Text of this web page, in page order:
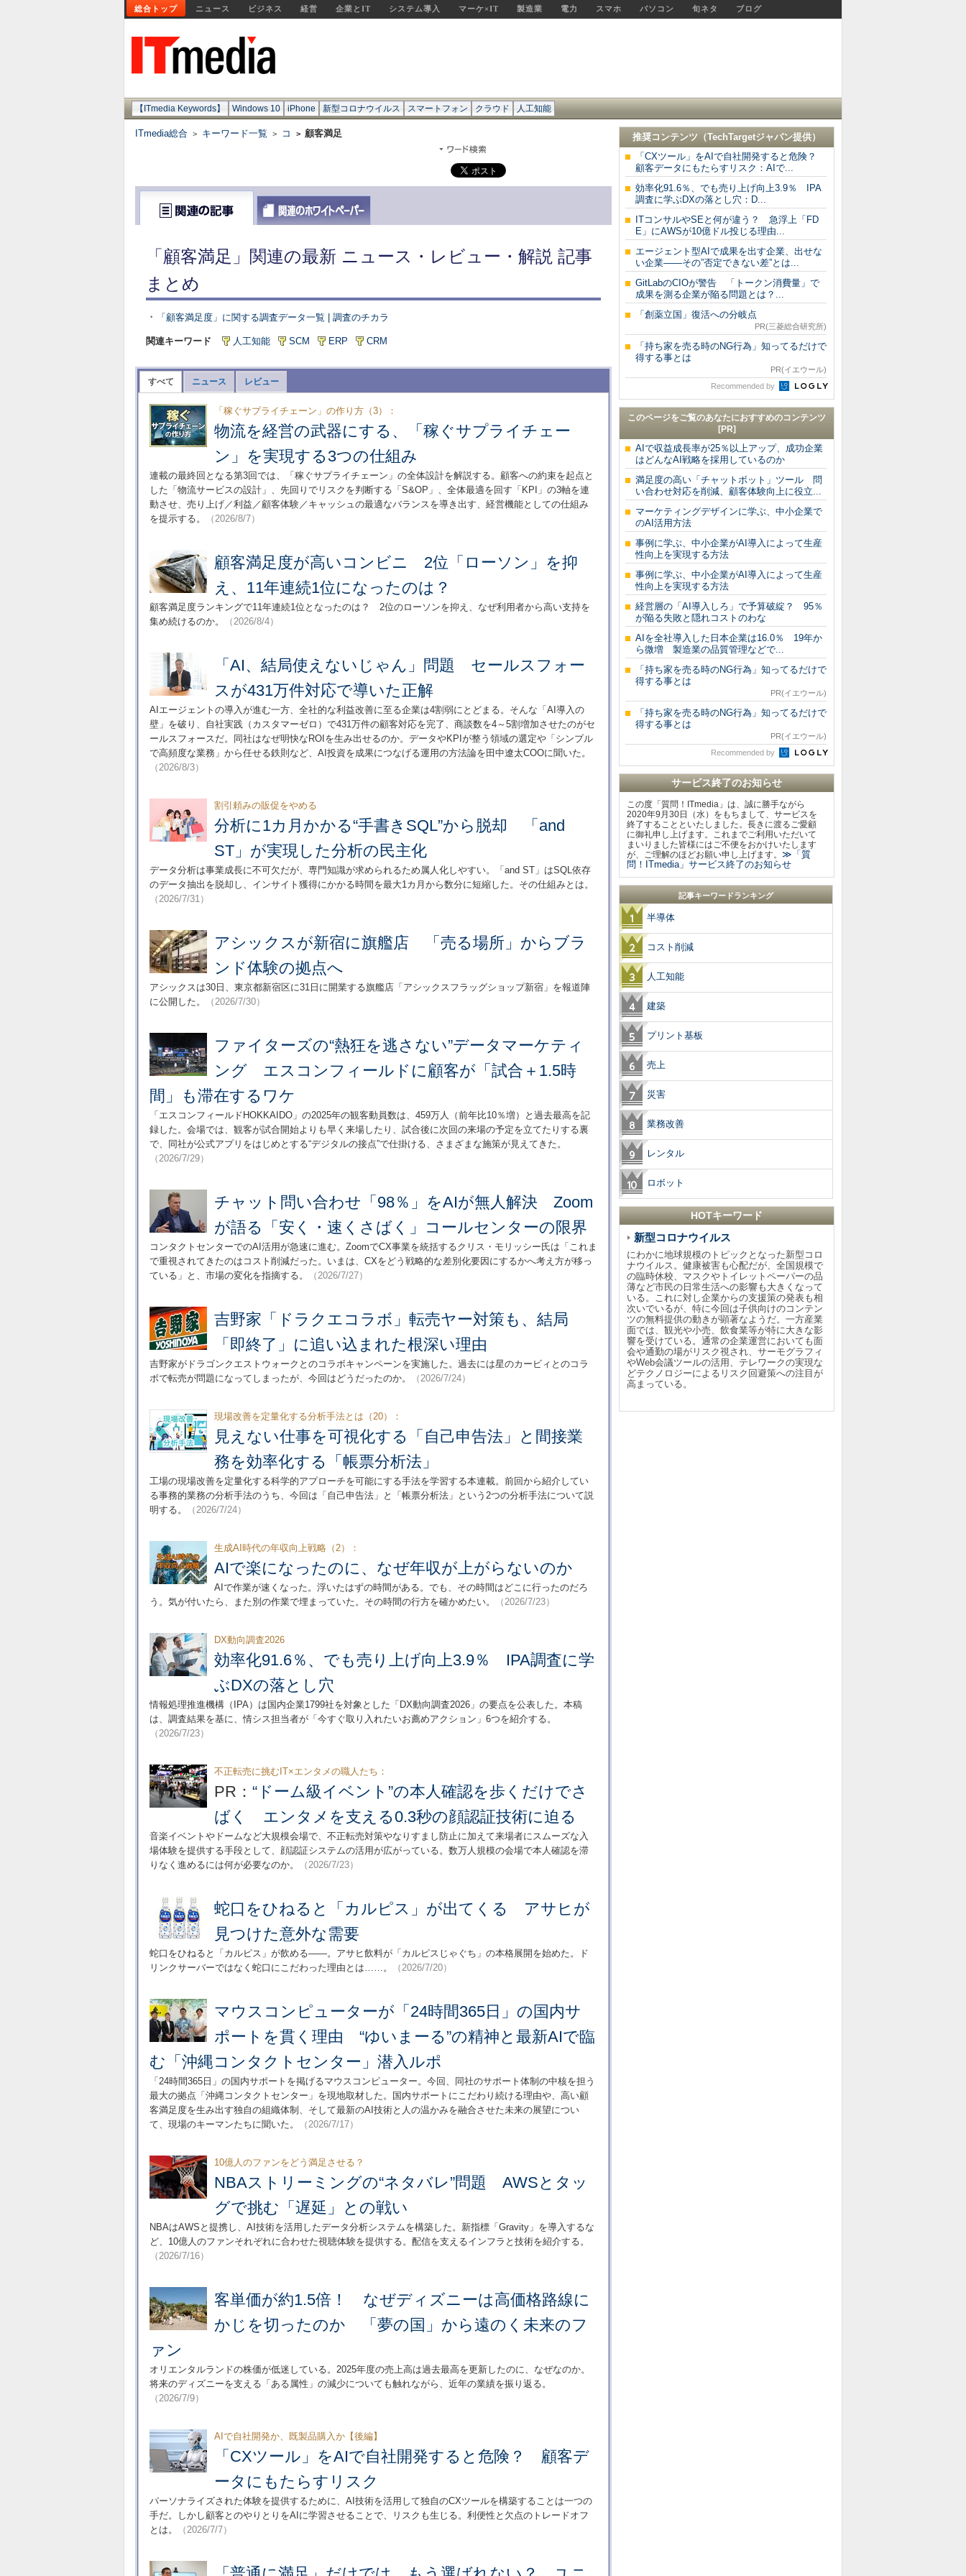
総合トップ ニュース ビジネス 経営 企業とIT システム導入 マーケ×IT 製造業 電力 スマホ パソコン 旬ネタ ブログ
【ITmedia Keywords】 Windows 10 iPhone 新型コロナウイルス スマートフォン クラウド 人工知能
ITmedia総合 > キーワード一覧 > コ > 顧客満足
「顧客満足」関連の最新 ニュース・レビュー・解説 記事
まとめ
・ 「顧客満足度」に関する調査データ一覧 | 調査のチカラ
関連キーワード 人工知能 SCM ERP CRM
すべて ニュース レビュー
「稼ぐサプライチェーン」の作り方（3）：
物流を経営の武器にする、「稼ぐサプライチェー
ン」を実現する3つの仕組み
連載の最終回となる第3回では、「稼ぐサプライチェーン」の全体設計を解説する。顧客への約束を起点と
した「物流サービスの設計」、先回りでリスクを判断する「S&OP」、全体最適を回す「KPI」の3軸を連
動させ、売り上げ／利益／顧客体験／キャッシュの最適なバランスを導き出す、経営機能としての仕組み
を提示する。
（2026/8/7）
顧客満足度が高いコンビニ 2位「ローソン」を抑
え、11年連続1位になったのは？
顧客満足度ランキングで11年連続1位となったのは？ 2位のローソンを抑え、なぜ利用者から高い支持を
集め続けるのか。
（2026/8/4）
「AI、結局使えないじゃん」問題 セールスフォー
スが431万件対応で導いた正解
AIエージェントの導入が進む一方、全社的な利益改善に至る企業は4割弱にとどまる。そんな「AI導入の
壁」を破り、自社実践（カスタマーゼロ）で431万件の顧客対応を完了、商談数を4～5割増加させたのがセ
ールスフォースだ。同社はなぜ明快なROIを生み出せるのか。データやKPIが整う領域の選定や「シンプル
で高頻度な業務」から任せる鉄則など、AI投資を成果につなげる運用の方法論を田中遼太COOに聞いた。
（2026/8/3）
割引頼みの販促をやめる
分析に1カ月かかる“手書きSQL”から脱却 「and
ST」が実現した分析の民主化
データ分析は事業成長に不可欠だが、専門知識が求められるため属人化しやすい。「and ST」はSQL依存
のデータ抽出を脱却し、インサイト獲得にかかる時間を最大1カ月から数分に短縮した。その仕組みとは。
（2026/7/31）
アシックスが新宿に旗艦店 「売る場所」からブラ
ンド体験の拠点へ
アシックスは30日、東京都新宿区に31日に開業する旗艦店「アシックスフラッグショップ新宿」を報道陣
に公開した。
（2026/7/30）
ファイターズの“熱狂を逃さない”データマーケティ
ング エスコンフィールドに顧客が「試合＋1.5時
間」も滞在するワケ
「エスコンフィールドHOKKAIDO」の2025年の観客動員数は、459万人（前年比10％増）と過去最高を記
録した。会場では、観客が試合開始よりも早く来場したり、試合後に次回の来場の予定を立てたりする裏
で、同社が公式アプリをはじめとする“デジタルの接点”で仕掛ける、さまざまな施策が見えてきた。
（2026/7/29）
チャット問い合わせ「98％」をAIが無人解決 Zoom
が語る「安く・速くさばく」コールセンターの限界
コンタクトセンターでのAI活用が急速に進む。ZoomでCX事業を統括するクリス・モリッシー氏は「これま
で重視されてきたのはコスト削減だった。いまは、CXをどう戦略的な差別化要因にするかへ考え方が移っ
ている」と、市場の変化を指摘する。
（2026/7/27）
吉野家「ドラクエコラボ」転売ヤー対策も、結局
「即終了」に追い込まれた根深い理由
吉野家がドラゴンクエストウォークとのコラボキャンペーンを実施した。過去には星のカービィとのコラ
ボで転売が問題になってしまったが、今回はどうだったのか。
（2026/7/24）
現場改善を定量化する分析手法とは（20）：
見えない仕事を可視化する「自己申告法」と間接業
務を効率化する「帳票分析法」
工場の現場改善を定量化する科学的アプローチを可能にする手法を学習する本連載。前回から紹介してい
る事務的業務の分析手法のうち、今回は「自己申告法」と「帳票分析法」という2つの分析手法について説
明する。
（2026/7/24）
生成AI時代の年収向上戦略（2）：
AIで楽になったのに、なぜ年収が上がらないのか
AIで作業が速くなった。浮いたはずの時間がある。でも、その時間はどこに行ったのだろ
う。気が付いたら、また別の作業で埋まっていた。その時間の行方を確かめたい。
（2026/7/23）
DX動向調査2026
効率化91.6％、でも売り上げ向上3.9％ IPA調査に学
ぶDXの落とし穴
情報処理推進機構（IPA）は国内企業1799社を対象とした「DX動向調査2026」の要点を公表した。本稿
は、調査結果を基に、情シス担当者が「今すぐ取り入れたいお薦めアクション」6つを紹介する。
（2026/7/23）
不正転売に挑むIT×エンタメの職人たち：
PR： “ドーム級イベント”の本人確認を歩くだけでさ
ばく エンタメを支える0.3秒の顔認証技術に迫る
音楽イベントやドームなど大規模会場で、不正転売対策やなりすまし防止に加えて来場者にスムーズな入
場体験を提供する手段として、顔認証システムの活用が広がっている。数万人規模の会場で本人確認を滞
りなく進めるには何が必要なのか。
（2026/7/23）
蛇口をひねると「カルピス」が出てくる アサヒが
見つけた意外な需要
蛇口をひねると「カルピス」が飲める――。アサヒ飲料が「カルピスじゃぐち」の本格展開を始めた。ド
リンクサーバーではなく蛇口にこだわった理由とは……。
（2026/7/20）
マウスコンピューターが「24時間365日」の国内サ
ポートを貫く理由 “ゆいまーる”の精神と最新AIで臨
む「沖縄コンタクトセンター」潜入ルポ
「24時間365日」の国内サポートを掲げるマウスコンピューター。今回、同社のサポート体制の中核を担う
最大の拠点「沖縄コンタクトセンター」を現地取材した。国内サポートにこだわり続ける理由や、高い顧
客満足度を生み出す独自の組織体制、そして最新のAI技術と人の温かみを融合させた未来の展望につい
て、現場のキーマンたちに聞いた。
（2026/7/17）
10億人のファンをどう満足させる？
NBAストリーミングの“ネタバレ”問題 AWSとタッ
グで挑む「遅延」との戦い
NBAはAWSと提携し、AI技術を活用したデータ分析システムを構築した。新指標「Gravity」を導入するな
ど、10億人のファンそれぞれに合わせた視聴体験を提供する。配信を支えるインフラと技術を紹介する。
（2026/7/16）
客単価が約1.5倍！ なぜディズニーは高価格路線に
かじを切ったのか 「夢の国」から遠のく未来のフ
ァン
オリエンタルランドの株価が低迷している。2025年度の売上高は過去最高を更新したのに、なぜなのか。
将来のディズニーを支える「ある属性」の減少についても触れながら、近年の業績を振り返る。
（2026/7/9）
AIで自社開発か、既製品購入か【後編】
「CXツール」をAIで自社開発すると危険？ 顧客デ
ータにもたらすリスク
パーソナライズされた体験を提供するために、AI技術を活用して独自のCXツールを構築することは一つの
手だ。しかし顧客とのやりとりをAIに学習させることで、リスクも生じる。利便性と欠点のトレードオフ
とは。
（2026/7/7）
推奨コンテンツ（TechTargetジャパン提供）
「CXツール」をAIで自社開発すると危険？
顧客データにもたらすリスク：AIで...
効率化91.6％、でも売り上げ向上3.9％ IPA
調査に学ぶDXの落とし穴：D...
ITコンサルやSEと何が違う？ 急浮上「FD
E」にAWSが10億ドル投じる理由...
エージェント型AIで成果を出す企業、出せな
い企業――その”否定できない差”とは...
GitLabのCIOが警告 「トークン消費量」で
成果を測る企業が陥る問題とは？...
「創薬立国」復活への分岐点
PR(三菱総合研究所)
「持ち家を売る時のNG行為」知ってるだけで
得する事とは
PR(イエウール)
Recommended by
このページをご覧のあなたにおすすめのコンテンツ
[PR]
AIで収益成長率が25％以上アップ、成功企業
はどんなAI戦略を採用しているのか
満足度の高い「チャットボット」ツール 問
い合わせ対応を削減、顧客体験向上に役立...
マーケティングデザインに学ぶ、中小企業で
のAI活用方法
事例に学ぶ、中小企業がAI導入によって生産
性向上を実現する方法
事例に学ぶ、中小企業がAI導入によって生産
性向上を実現する方法
経営層の「AI導入しろ」で予算破綻？ 95％
が陥る失敗と隠れコストのわな
AIを全社導入した日本企業は16.0％ 19年か
ら微増 製造業の品質管理などで...
「持ち家を売る時のNG行為」知ってるだけで
得する事とは
PR(イエウール)
「持ち家を売る時のNG行為」知ってるだけで
得する事とは
PR(イエウール)
Recommended by
サービス終了のお知らせ
この度「質問！ITmedia」は、誠に勝手ながら
2020年9月30日（水）をもちまして、サービスを
終了することといたしました。長きに渡るご愛顧
に御礼申し上げます。これまでご利用いただいて
まいりました皆様にはご不便をおかけいたします
が、ご理解のほどお願い申し上げます。 ≫「質
問！ITmedia」サービス終了のお知らせ
記事キーワードランキング
半導体
コスト削減
人工知能
建築
プリント基板
売上
災害
業務改善
レンタル
ロボット
HOTキーワード
新型コロナウイルス
にわかに地球規模のトピックとなった新型コロ
ナウイルス。健康被害も心配だが、全国規模で
の臨時休校、マスクやトイレットペーパーの品
薄など市民の日常生活への影響も大きくなって
いる。これに対し企業からの支援策の発表も相
次いでいるが、特に今回は子供向けのコンテン
ツの無料提供の動きが顕著なようだ。一方産業
面では、観光や小売、飲食業等が特に大きな影
響を受けている。通常の企業運営においても面
会や通勤の場がリスク視され、サーモグラフィ
やWeb会議ツールの活用、テレワークの実現な
どテクノロジーによるリスク回避策への注目が
高まっている。